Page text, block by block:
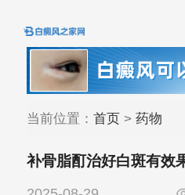
当前位置： 首页> 药物
补骨脂酊治好白斑有效